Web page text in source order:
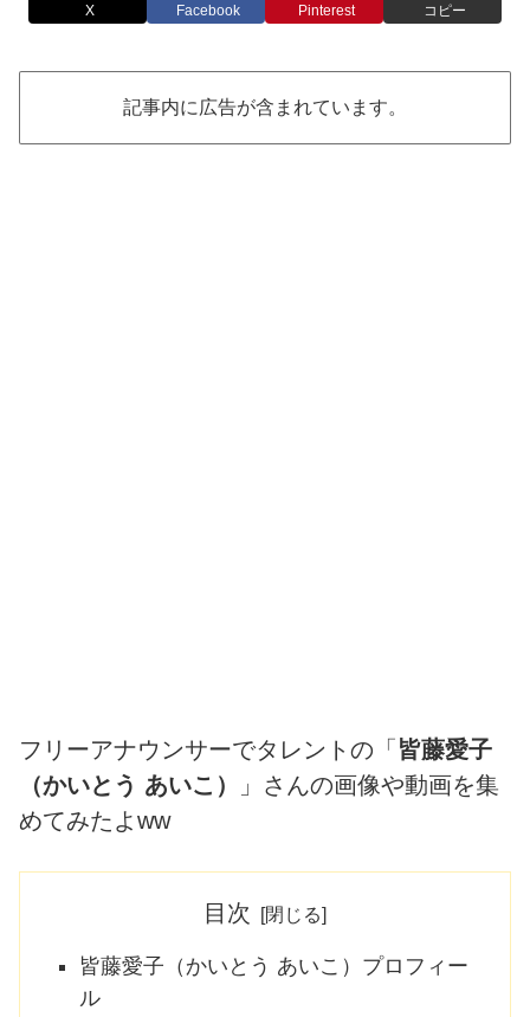
X Facebook Pinterest コピー
記事内に広告が含まれています。
フリーアナウンサーでタレントの「 皆藤愛子
（かいとう あいこ）
」さんの画像や動画を集
めてみたよww
目次
皆藤愛子（かいとう あいこ）プロフィー
ル